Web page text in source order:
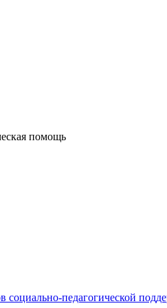
помощь
педагогической